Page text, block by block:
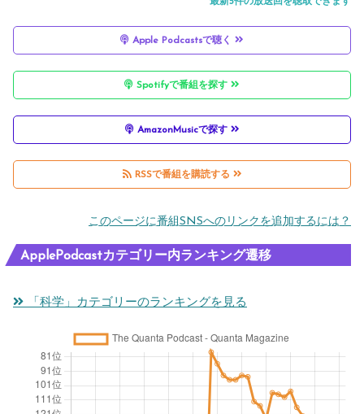
Apple Podcastsで聴く
Spotifyで番組を探す
AmazonMusicで探す
RSSで番組を購読する
このページに番組SNSへのリンクを追加するには？
ApplePodcastカテゴリー内ランキング遷移
「科学」カテゴリーのランキングを見る